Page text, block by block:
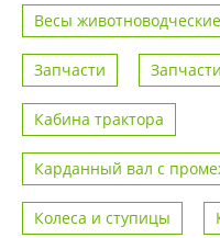
Весы
Запчасти
Кабина трактора
Карданный вал с
Колеса и ступицы